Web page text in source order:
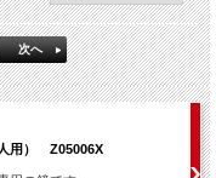
次へ
用） Z05006X